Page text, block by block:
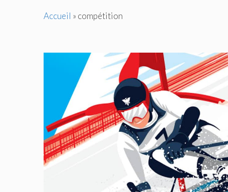
Accueil » compétition